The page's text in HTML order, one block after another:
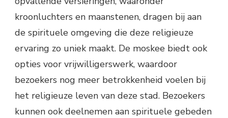
kroonluchters en maanstenen, dragen bij aan
de spirituele omgeving die deze religieuze
ervaring zo uniek maakt. De moskee biedt ook
opties voor vrijwilligerswerk, waardoor
bezoekers nog meer betrokkenheid voelen bij
het religieuze leven van deze stad. Bezoekers
kunnen ook deelnemen aan spirituele gebeden